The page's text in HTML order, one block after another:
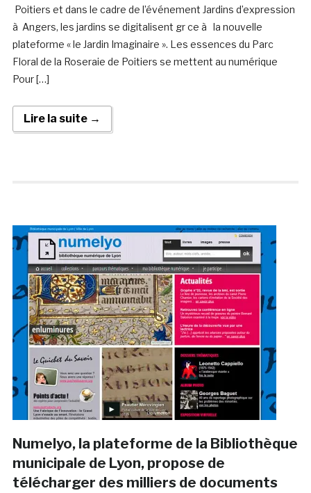
Poitiers et dans le cadre de l’événement Jardins d’expression
à Angers, les jardins se digitalisent gr ce à la nouvelle
plateforme « le Jardin Imaginaire ». Les essences du Parc
Floral de la Roseraie de Poitiers se mettent au numérique
Pour […]
Lire la suite →
Numelyo, la plateforme de la Bibliothèque
municipale de Lyon, propose de
télécharger des milliers de documents